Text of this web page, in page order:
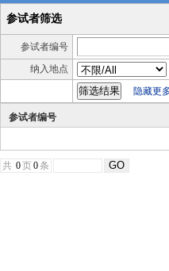
参试者筛选
参试者编号
纳入地点
隐藏更
参试者编号
共 0页0条